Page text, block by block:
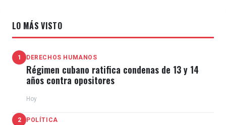
LO MÁS VISTO
1 DERECHOS HUMANOS
Régimen cubano ratifica condenas de 13 y 14
años contra opositores
Hoy
2 POLÍTICA